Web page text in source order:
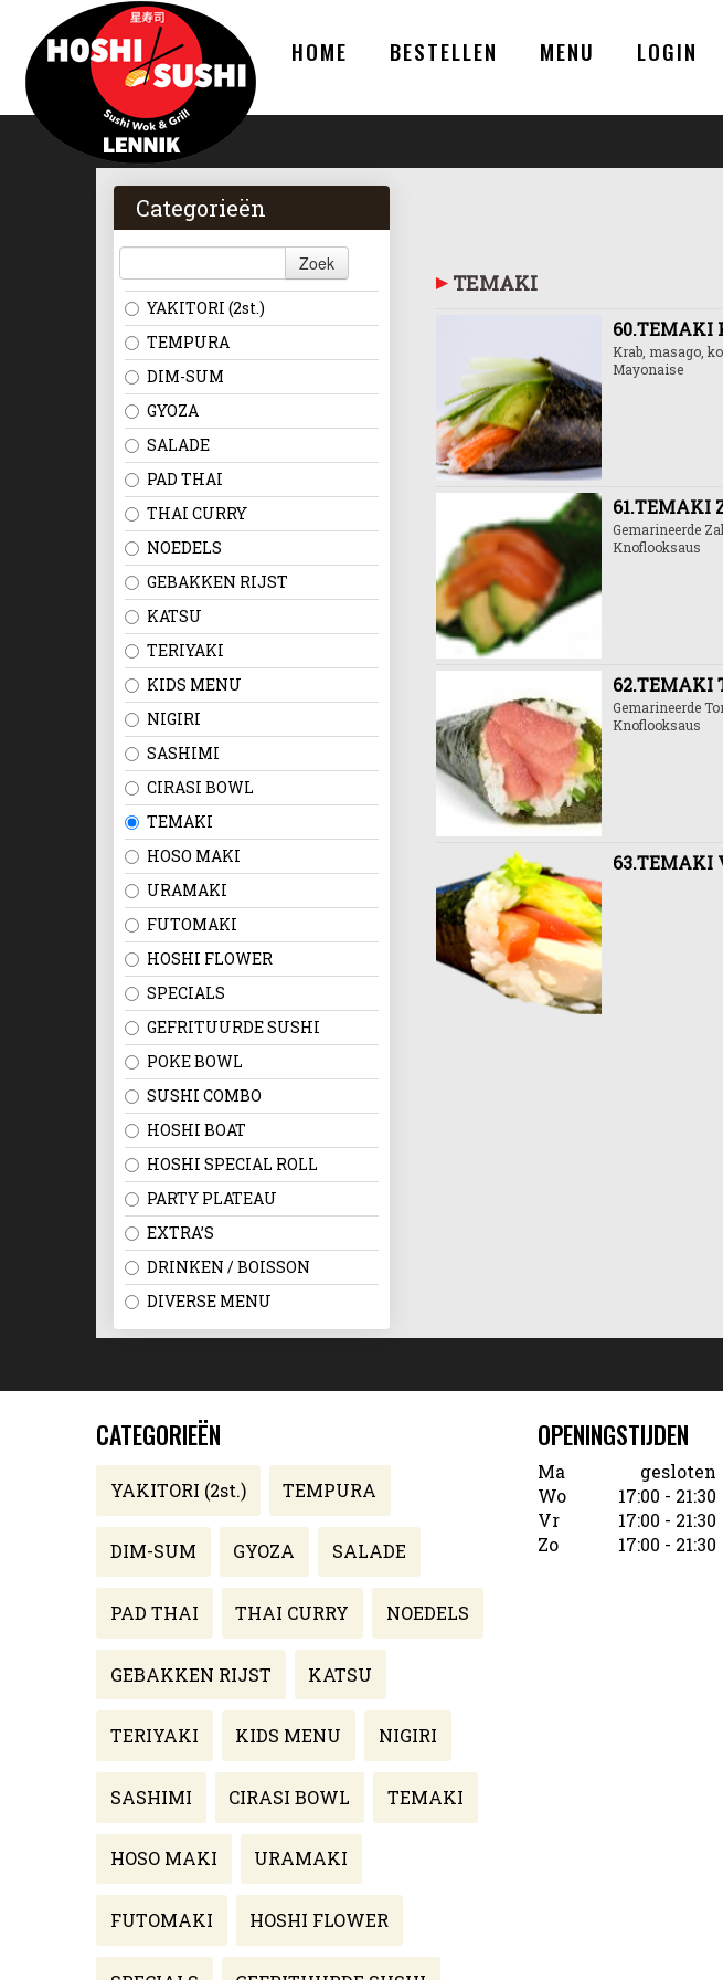
HOME BESTELLEN MENU LOGIN
Categorieën
Zoek
YAKITORI (2st.)
TEMPURA
DIM-SUM
GYOZA
SALADE
PAD THAI
THAI CURRY
NOEDELS
GEBAKKEN RIJST
KATSU
TERIYAKI
KIDS MENU
NIGIRI
SASHIMI
CIRASI BOWL
TEMAKI
HOSO MAKI
URAMAKI
FUTOMAKI
HOSHI FLOWER
SPECIALS
GEFRITUURDE SUSHI
POKE BOWL
SUSHI COMBO
HOSHI BOAT
HOSHI SPECIAL ROLL
PARTY PLATEAU
EXTRA’S
DRINKEN / BOISSON
DIVERSE MENU
TEMAKI
Krab, masago,
Mayonaise
61.TEMAKI
Gemarineerde
Knoflooksaus
62.TEMAKI
Gemarineerde
Knoflooksaus
63.TEMAKI
CATEGORIEËN
YAKITORI (2st.) TEMPURA
DIM-SUM GYOZA SALADE
PAD THAI THAI CURRY NOEDELS
GEBAKKEN RIJST KATSU
TERIYAKI KIDS MENU NIGIRI
SASHIMI CIRASI BOWL TEMAKI
HOSO MAKI URAMAKI
FUTOMAKI HOSHI FLOWER
OPENINGSTIJDEN
Ma gesloten
Wo
17:00 - 21:30
Vr
17:00 - 21:30
Zo
17:00 - 21:30